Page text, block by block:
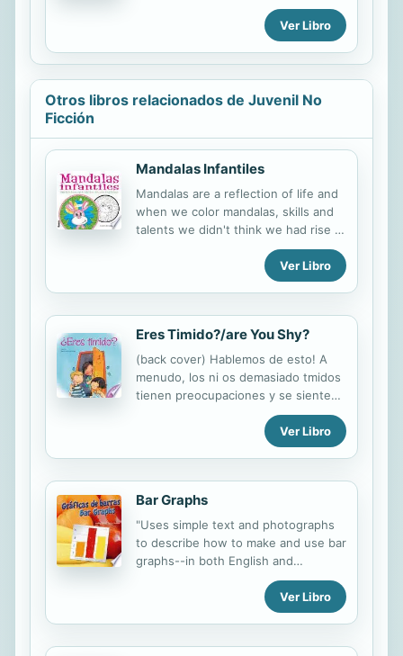
Earth when they joined together to
conquer the goddess Tlatecuhtli.
Ver Libro
Otros libros relacionados de Juvenil No
Ficción
Mandalas Infantiles
Mandalas are a reflection of life and
when we color mandalas, skills and
talents we didn't think we had rise to
the surface. We develop a special
and unique sensitivity to Mother
Nature. We perceive everything with
short, the satisfaction we feel is
enormous.
Ver Libro
Eres Timido?/are You Shy?
(back cover) Hablemos de esto! A
menudo, los ni os demasiado tmidos
tienen preocupaciones y se sienten
incomprendidos. ERES T?MIDO?
ayuda a ni os y ni as a comprender
que la timidez puede vencerse de
avergonzarse por ser tartamudo o
por enrojecer cuando se le hace una
pregunta. Todo lo que necesitan es
aprender a enfrentar la situaci n
adecuadamente. ERES T?MIDO?
y(c)ndose poco a poco siempre que
sigan tratando de expresarse ante
los dem s."
Ver Libro
Bar Graphs
"Uses simple text and photographs
to describe how to make and use bar
graphs--in both English and
Ver Libro